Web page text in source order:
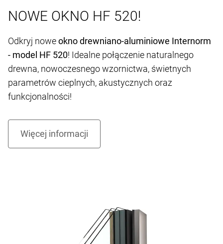
NOWE OKNO HF 520!
Odkryj noweokno drewniano-aluminiowe Internorm
- model HF 520! Idealne połączenie naturalnego
drewna, nowoczesnego wzornictwa, świetnych
parametrów cieplnych, akustycznych oraz
funkcjonalności!